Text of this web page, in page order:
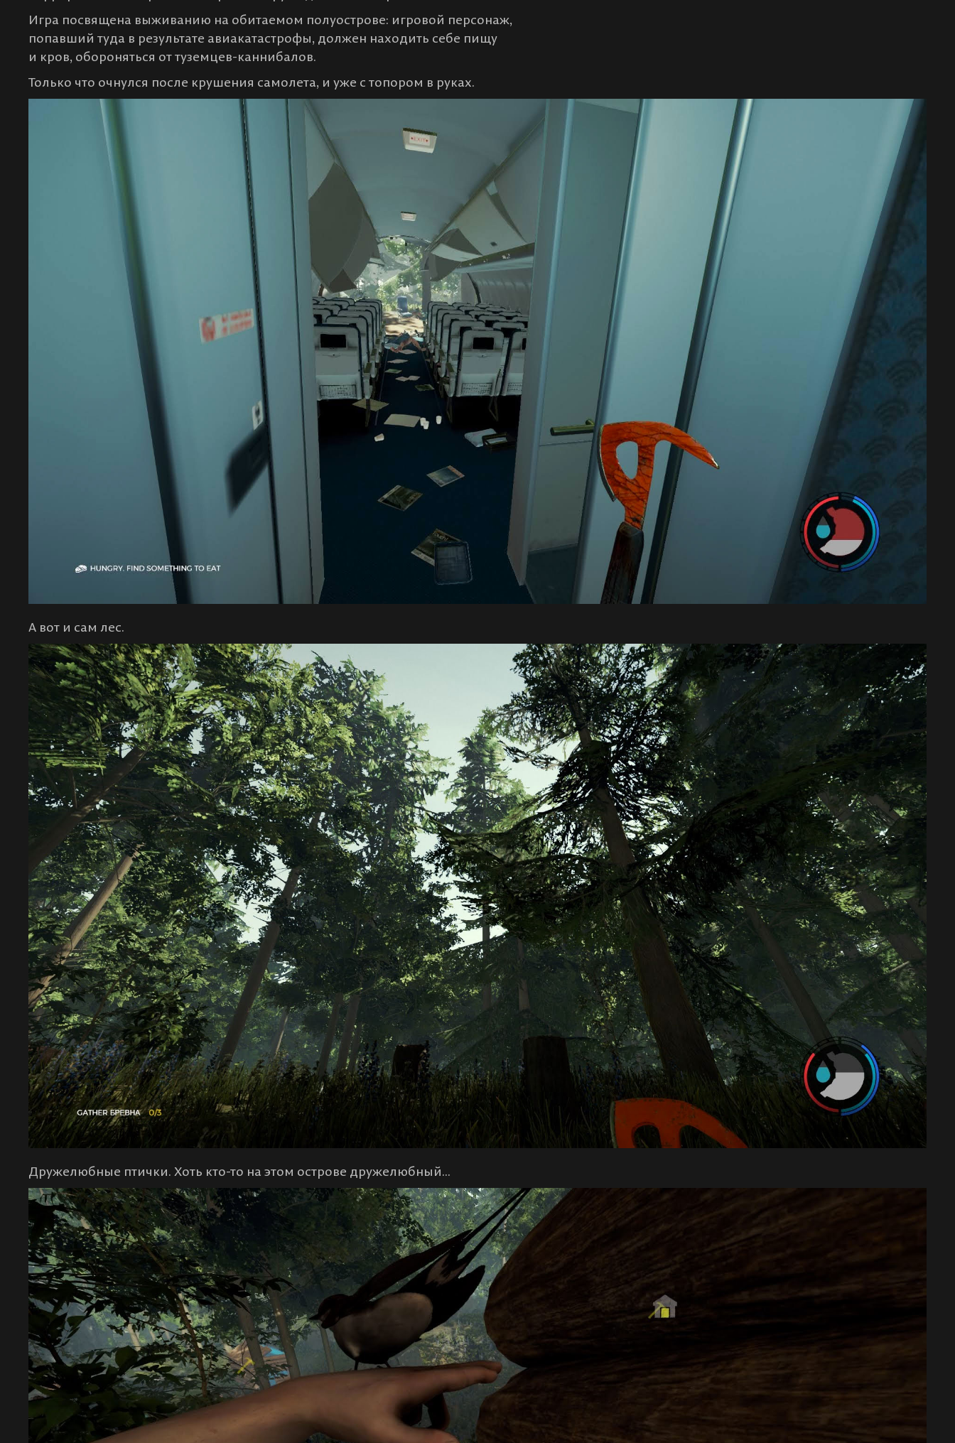
Игра посвящена выживанию на обитаемом полуострове: игровой персонаж,
попавший туда в результате авиакатастрофы, должен находить себе пищу
и кров, обороняться от туземцев-каннибалов.
Только что очнулся после крушения самолета, и уже с топором в руках.
А вот и сам лес.
Дружелюбные птички. Хоть кто-то на этом острове дружелюбный...